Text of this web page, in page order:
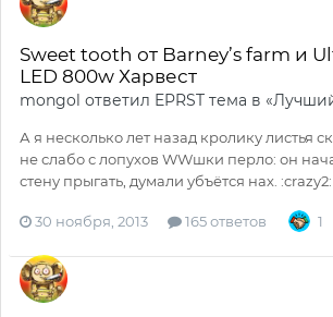
Sweet tooth от Barney’s farm и
LED 800w Харвест
mongol ответил EPRST тема в
А я несколько лет назад кролику листья
не слабо с лопухов WWшки перло: он
стену прыгать, думали убъётся нах.
30 ноября, 2013 165 ответов 1